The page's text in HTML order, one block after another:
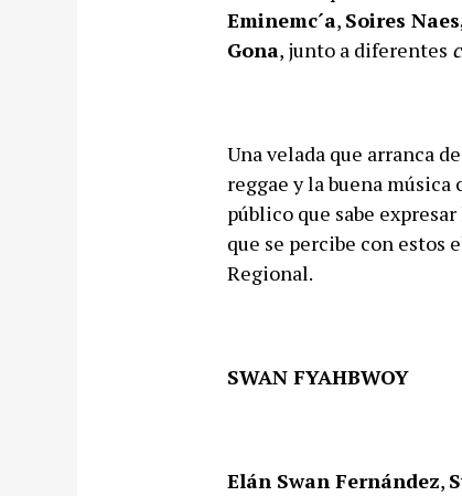
Eminemc´a, Soires
Gona, junto a diferentes
Una velada que arranca
reggae y la buena
público que sabe
que se percibe con estos
Regional.
SWAN FYAHBWOY
Elán Swan Fernández,